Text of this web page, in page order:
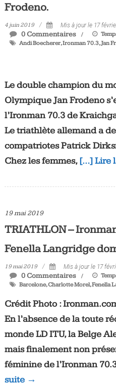
Frodeno.
4 juin 2019 Mis à jour le 17
0 Commentaires
Andi Boecherer,Ironman 70.3,Jan
Le double champion du
Olympique Jan Frodeno
l’Ironman 70.3 de
Le triathlète allemand a
compatriotes Patrick
Chez les femmes,[…] Lire
19 mai 2019
TRIATHLON –
Fenella Langridge
19 mai 2019 Mis à jour le 17
0 Commentaires
Barcelone,Charlotte Morel,Fenella
Crédit Photo :
En l’absence de la toute
monde LD ITU, la Belge
mais finalement non
féminine de l’Ironman
suite →